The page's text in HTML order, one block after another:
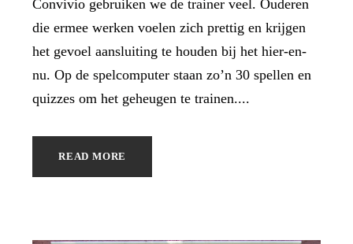
Convivio gebruiken we de trainer veel. Ouderen
die ermee werken voelen zich prettig en krijgen
het gevoel aansluiting te houden bij het hier-en-
nu. Op de spelcomputer staan zo’n 30 spellen en
quizzes om het geheugen te trainen....
READ MORE